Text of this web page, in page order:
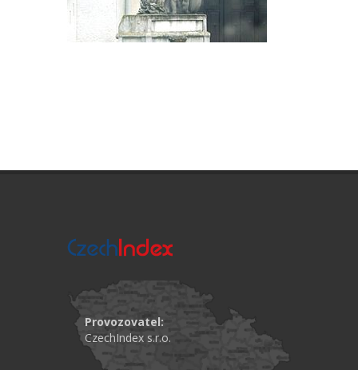
Provozovatel:
CzechIndex s.r.o.